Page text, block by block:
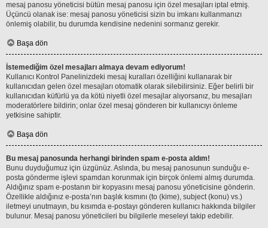
mesaj panosu yöneticisi bütün mesaj panosu için özel mesajları iptal etmiş.
Üçüncü olanak ise: mesaj panosu yöneticisi sizin bu imkanı kullanmanızı
önlemiş olabilir, bu durumda kendisine nedenini sormanız gerekir.
Başa dön
İstemediğim özel mesajları almaya devam ediyorum!
Kullanıcı Kontrol Panelinizdeki mesaj kuralları özelliğini kullanarak bir
kullanıcıdan gelen özel mesajları otomatik olarak silebilirsiniz. Eğer belirli bir
kullanıcıdan küfürlü ya da kötü niyetli özel mesajlar alıyorsanız, bu mesajları
moderatörlere bildirin; onlar özel mesaj gönderen bir kullanıcıyı önleme
yetkisine sahiptir.
Başa dön
Bu mesaj panosunda herhangi birinden spam e-posta aldım!
Bunu duyduğumuz için üzgünüz. Aslında, bu mesaj panosunun sunduğu e-
posta gönderme işlevi spamdan korunmak için birçok önlemi almış durumda.
Aldığınız spam e-postanın bir kopyasını mesaj panosu yöneticisine gönderin.
Özellikle aldığınız e-posta’nın başlık kısmını (to (kime), subject (konu) vs.)
iletmeyi unutmayın, bu kısımda e-postayı gönderen kullanıcı hakkında bilgiler
bulunur. Mesaj panosu yöneticileri bu bilgilerle meseleyi takip edebilir.